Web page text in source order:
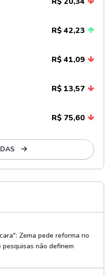
R$ 42,23
R$ 41,09
R$ 13,57
R$ 75,60
Zema pede reforma no
pesquisas não definem